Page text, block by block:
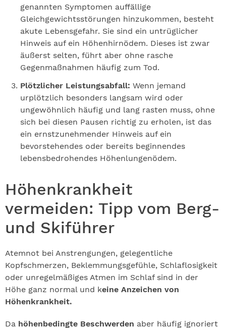
genannten Symptomen auffällige
Gleichgewichtsstörungen hinzukommen, besteht
akute Lebensgefahr. Sie sind ein untrüglicher
Hinweis auf ein Höhenhirnödem. Dieses ist zwar
äußerst selten, führt aber ohne rasche
Gegenmaßnahmen häufig zum Tod.
Plötzlicher Leistungsabfall: Wenn jemand
urplötzlich besonders langsam wird oder
ungewöhnlich häufig und lang rasten muss, ohne
sich bei diesen Pausen richtig zu erholen, ist das
ein ernstzunehmender Hinweis auf ein
bevorstehendes oder bereits beginnendes
lebensbedrohendes Höhenlungenödem.
Höhenkrankheit
vermeiden: Tipp vom Berg-
und Skiführer
Atemnot bei Anstrengungen, gelegentliche
Kopfschmerzen, Beklemmungsgefühle, Schlaflosigkeit
oder unregelmäßiges Atmen im Schlaf sind in der
Höhe ganz normal und keine Anzeichen von
Höhenkrankheit.
Da höhenbedingte Beschwerden aber häufig ignoriert